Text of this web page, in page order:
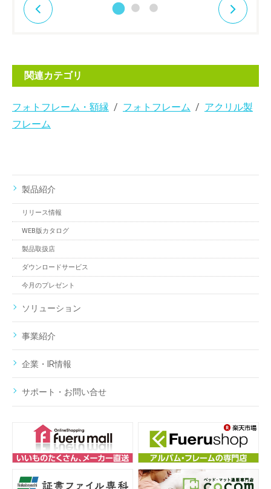
関連カテゴリ
フォトフレーム・額縁 フォトフレーム
アクリル製
フレーム
製品紹介
リリース情報
WEB版カタログ
製品取扱店
ダウンロードサービス
今月のプレゼント
ソリューション
事業紹介
企業・IR情報
サポート・お問い合せ